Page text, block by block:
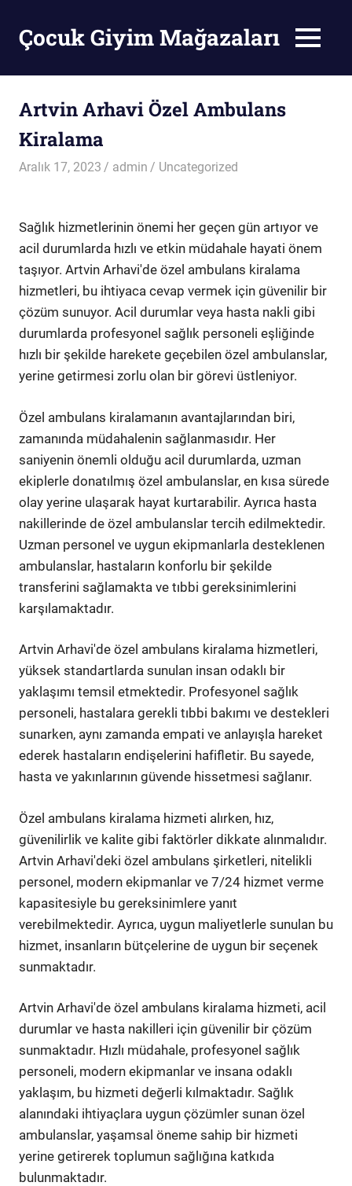
contentÇocuk Giyim Mağazaları
Mağazaları
MENU
Artvin Arhavi Özel Ambulans
Kiralama
Aralık 17, 2023 admin Uncategorized
Sağlık hizmetlerinin önemi her geçen gün artıyor ve
acil durumlarda hızlı ve etkin müdahale hayati önem
taşıyor. Artvin Arhavi'de özel ambulans kiralama
hizmetleri, bu ihtiyaca cevap vermek için güvenilir bir
çözüm sunuyor. Acil durumlar veya hasta nakli gibi
durumlarda profesyonel sağlık personeli eşliğinde
hızlı bir şekilde harekete geçebilen özel ambulanslar,
yerine getirmesi zorlu olan bir görevi üstleniyor.
Özel ambulans kiralamanın avantajlarından biri,
zamanında müdahalenin sağlanmasıdır. Her
saniyenin önemli olduğu acil durumlarda, uzman
ekiplerle donatılmış özel ambulanslar, en kısa sürede
olay yerine ulaşarak hayat kurtarabilir. Ayrıca hasta
nakillerinde de özel ambulanslar tercih edilmektedir.
Uzman personel ve uygun ekipmanlarla desteklenen
ambulanslar, hastaların konforlu bir şekilde
transferini sağlamakta ve tıbbi gereksinimlerini
karşılamaktadır.
Artvin Arhavi'de özel ambulans kiralama hizmetleri,
yüksek standartlarda sunulan insan odaklı bir
yaklaşımı temsil etmektedir. Profesyonel sağlık
personeli, hastalara gerekli tıbbi bakımı ve destekleri
sunarken, aynı zamanda empati ve anlayışla hareket
ederek hastaların endişelerini hafifletir. Bu sayede,
hasta ve yakınlarının güvende hissetmesi sağlanır.
Özel ambulans kiralama hizmeti alırken, hız,
güvenilirlik ve kalite gibi faktörler dikkate alınmalıdır.
Artvin Arhavi'deki özel ambulans şirketleri, nitelikli
personel, modern ekipmanlar ve 7/24 hizmet verme
kapasitesiyle bu gereksinimlere yanıt
verebilmektedir. Ayrıca, uygun maliyetlerle sunulan bu
hizmet, insanların bütçelerine de uygun bir seçenek
sunmaktadır.
Artvin Arhavi'de özel ambulans kiralama hizmeti, acil
durumlar ve hasta nakilleri için güvenilir bir çözüm
sunmaktadır. Hızlı müdahale, profesyonel sağlık
personeli, modern ekipmanlar ve insana odaklı
yaklaşım, bu hizmeti değerli kılmaktadır. Sağlık
alanındaki ihtiyaçlara uygun çözümler sunan özel
ambulanslar, yaşamsal öneme sahip bir hizmeti
yerine getirerek toplumun sağlığına katkıda
bulunmaktadır.